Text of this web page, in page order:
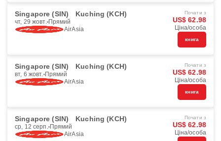
Singapore (SIN) Kuching (KCH)
чт, 29 жовт. Прямий
AirAsia
Почати з
US$ 62.98
Ціна/особа
книга
Singapore (SIN) Kuching (KCH)
вт, 6 жовт. Прямий
AirAsia
Почати з
US$ 62.98
Ціна/особа
книга
Singapore (SIN) Kuching (KCH)
ср, 12 серп. Прямий
AirAsia
Почати з
US$ 62.98
Ціна/особа